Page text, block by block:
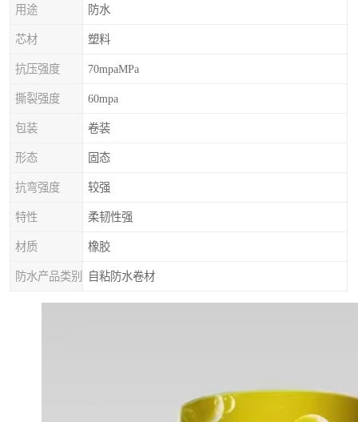
用途 防水
芯材 塑料
抗压强度 70mpaMPa
撕裂强度 60mpa
包装 卷装
形态 固态
抗弯强度 较强
特性 柔韧性强
材质 橡胶
防水产品类别 自粘防水卷材